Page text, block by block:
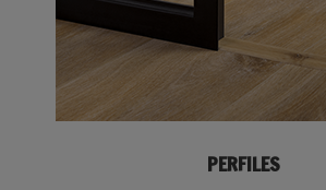
PERFILES